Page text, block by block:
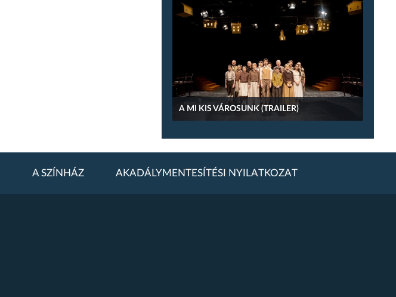
A MI KIS VÁROSUNK (TRAILER)
A SZÍNHÁZ AKADÁLYMENTESÍTÉSI NYILATKOZAT